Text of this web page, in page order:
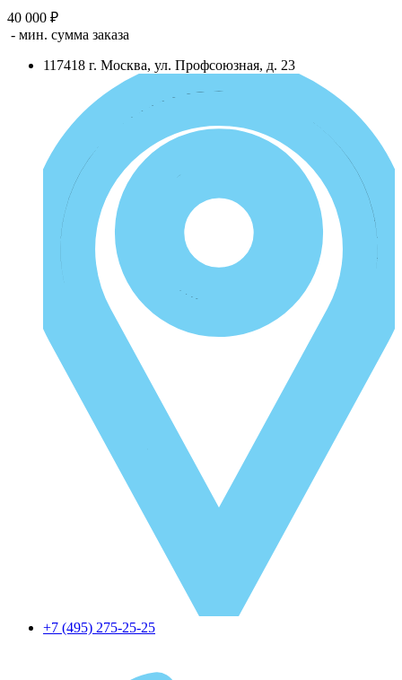
40 000 ₽
- мин. сумма заказа
117418 г. Москва, ул. Профсоюзная, д. 23
+7 (495) 275-25-25